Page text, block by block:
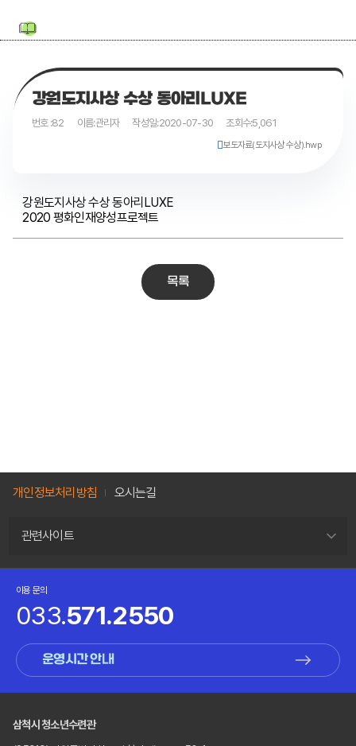
강원도지사상 수상 동아리LUXE
번호 :82 이름:관리자 작성일:2020-07-30 조회수:5,061
보도자료(도지사상 수상).hwp
강원도지사상 수상 동아리LUXE
2020 평화인재양성프로젝트
목록
개인정보처리방침 오시는길
관련사이트
삼척시 청소년수련관
이용 문의
033.571.2550
운영시간 안내